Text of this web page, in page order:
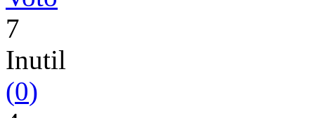
7
Inutil
(0)